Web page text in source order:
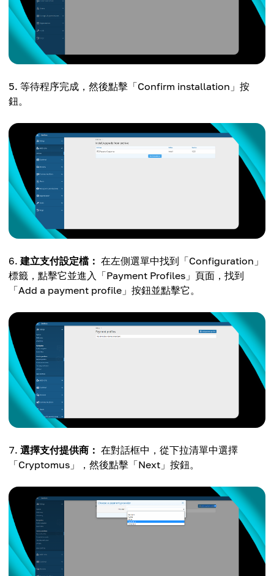
等待程序完成，然後點擊「Confirm installation」按
鈕。
建立支付設定檔： 在左側選單中找到「Configuration」
標籤，點擊它並進入「Payment Profiles」頁面，找到
「Add a payment profile」按鈕並點擊它。
選擇支付提供商： 在對話框中，從下拉清單中選擇
「Cryptomus」，然後點擊「Next」按鈕。